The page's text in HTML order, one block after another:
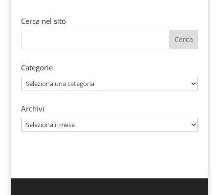
Cerca nel sito
Categorie
Categorie
Archivi
Archivi